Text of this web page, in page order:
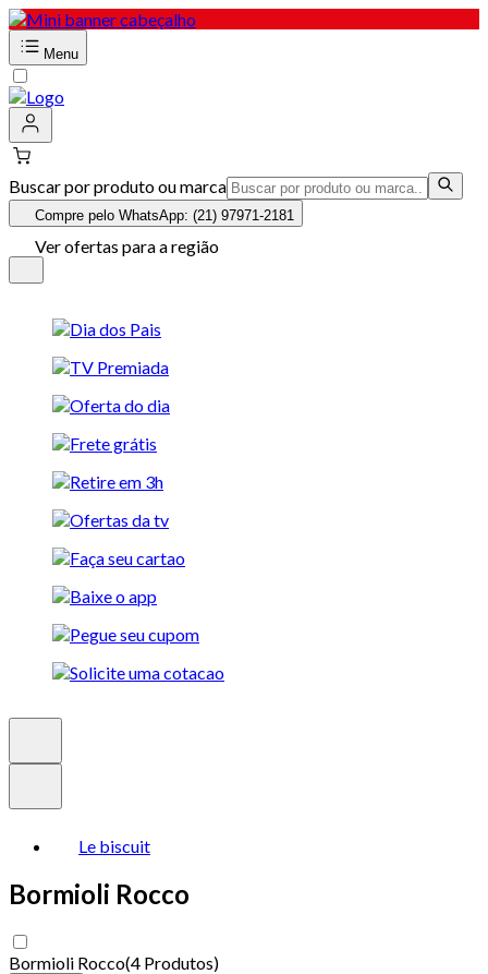
Menu
Buscar por produto ou marca
Compre pelo WhatsApp: (21) 97971-2181
Ver ofertas para a região
Le biscuit
Bormioli Rocco
Bormioli Rocco(4 Produtos)